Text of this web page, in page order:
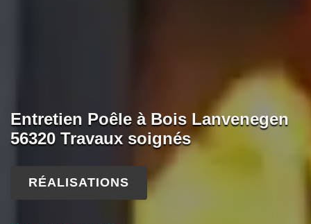
Entretien Poêle à Bois Lanvenegen
56320 Travaux soignés
RÉALISATIONS